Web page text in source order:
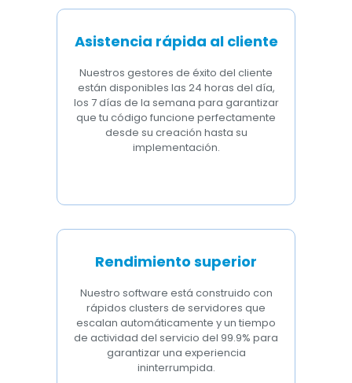
Asistencia rápida al cliente
Nuestros gestores de éxito del cliente
están disponibles las 24 horas del día,
los 7 días de la semana para garantizar
que tu código funcione perfectamente
desde su creación hasta su
implementación.
Rendimiento superior
Nuestro software está construido con
rápidos clusters de servidores que
escalan automáticamente y un tiempo
de actividad del servicio del 99.9% para
garantizar una experiencia
ininterrumpida.